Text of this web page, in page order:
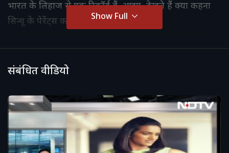
भारत के लिहाज से एक रिकॉर्ड हैं. आइए, देखते हैं क्या कहना
सिन्धू के पेरेंट्स का...
Show Full
संबंधित वीडियो